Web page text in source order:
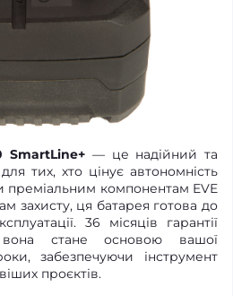
SmartLine+ — це надійний та
тих, хто цінує автономність
преміальним компонентам EVE
захисту, ця батарея готова до
36 місяців гарантії
стане основою вашої
забезпечуючи інструмент
проєктів.